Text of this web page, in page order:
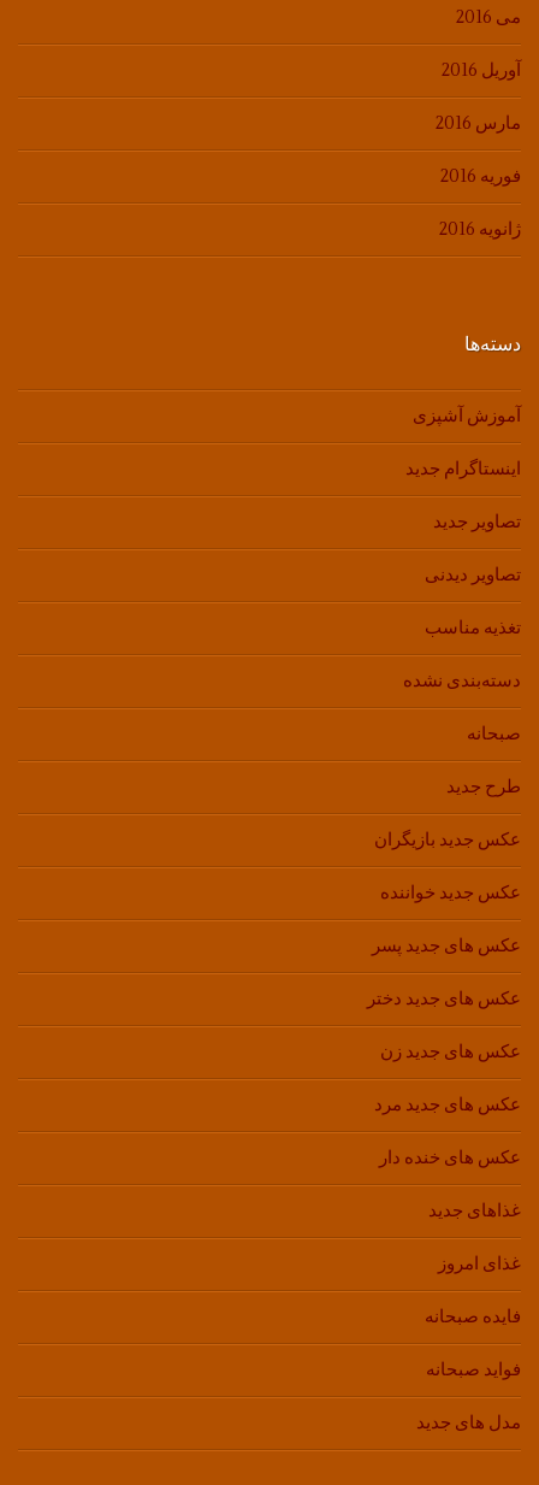
می 2016
آوریل 2016
مارس 2016
فوریه 2016
ژانویه 2016
دسته‌ها
آموزش آشپزی
اینستاگرام جدید
تصاویر جدید
تصاویر دیدنی
تغذیه مناسب
دسته‌بندی نشده
صبحانه
طرح جدید
عکس جدید بازیگران
عکس جدید خواننده
عکس های جدید پسر
عکس های جدید دختر
عکس های جدید زن
عکس های جدید مرد
عکس های خنده دار
غذاهای جدید
غذای امروز
فایده صبحانه
فواید صبحانه
مدل های جدید